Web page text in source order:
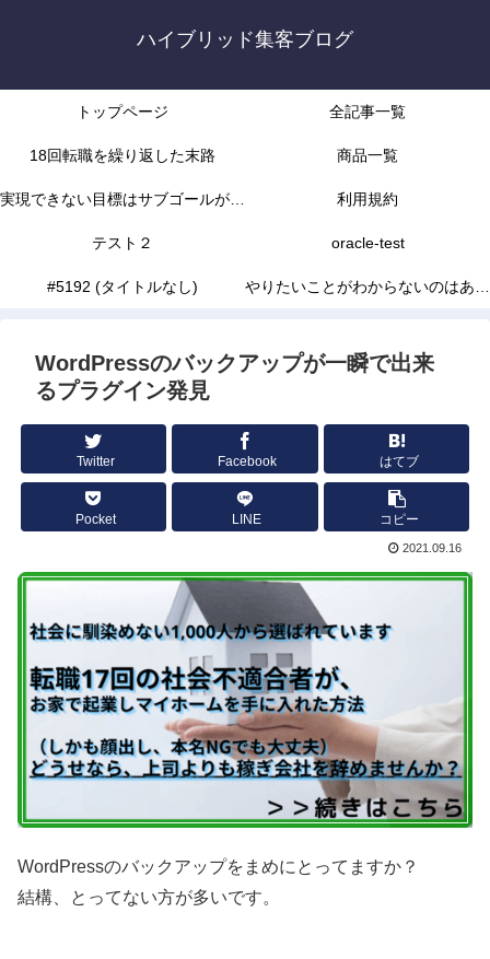
ハイブリッド集客ブログ
トップページ 全記事一覧
18回転職を繰り返した末路 商品一覧
実現できない目標はサブゴールがな
かったから
利用規約
テスト２ oracle-test
#5192 (タイトルなし) やりたいことがわからないのはあな
WordPressのバックアップが一瞬で出来
るプラグイン発見
Twitter Facebook はてブ
Pocket LINE コピー
2021.09.16
WordPressのバックアップをまめにとってますか？
結構、とってない方が多いです。